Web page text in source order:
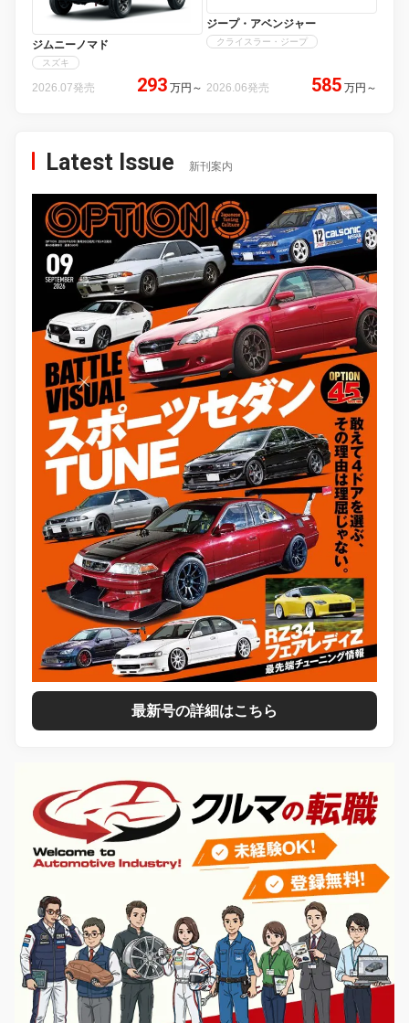
ジムニーノマド
スズキ
2026.07発売 293 万円 ～
ジープ・アベンジャー
クライスラー・ジープ
2026.06発売 585 万円 ～
Latest Issue 新刊案内
最新号の詳細はこちら